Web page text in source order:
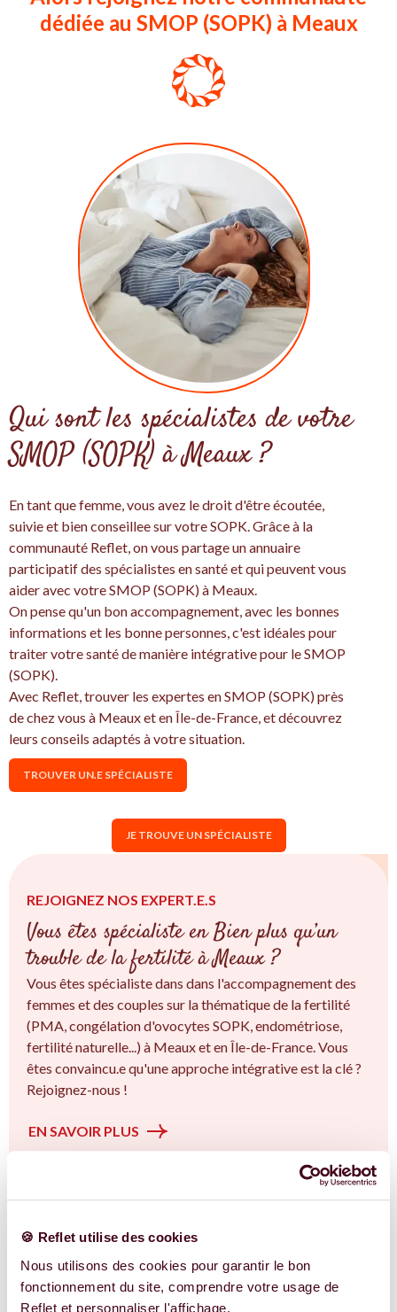
🍪 Reflet utilise des cookies
Nous utilisons des cookies pour garantir le bon
fonctionnement du site, comprendre votre usage de
Reflet et personnaliser l'affichage.
dédiée au SMOP (SOPK) à Meaux
Qui sont les spécialistes de votre
SMOP (SOPK) à Meaux ?
En tant que femme, vous avez le droit d'être écoutée,
suivie et bien conseillee sur votre SOPK. Grâce à la
communauté Reflet, on vous partage un annuaire
participatif des spécialistes en santé et qui peuvent vous
aider avec votre SMOP (SOPK) à Meaux.
On pense qu'un bon accompagnement, avec les bonnes
informations et les bonne personnes, c'est idéales pour
traiter votre santé de manière intégrative pour le SMOP
(SOPK).
Avec Reflet, trouver les expertes en SMOP (SOPK) près
de chez vous à Meaux et en Île-de-France, et découvrez
leurs conseils adaptés à votre situation.
TROUVER UN.E SPÉCIALISTE
JE TROUVE UN SPÉCIALISTE
REJOIGNEZ NOS EXPERT.E.S
Vous êtes spécialiste en Bien plus qu’un
trouble de la fertilité à Meaux ?
Vous êtes spécialiste dans dans l'accompagnement des
femmes et des couples sur la thématique de la fertilité
(PMA, congélation d'ovocytes SOPK, endométriose,
fertilité naturelle...) à Meaux et en Île-de-France. Vous
êtes convaincu.e qu'une approche intégrative est la clé ?
Rejoignez-nous !
EN SAVOIR PLUS